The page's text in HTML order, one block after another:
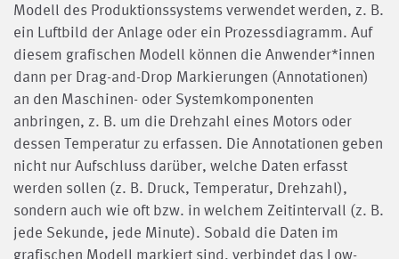
Modell des Produktionssystems verwendet werden, z. B.
ein Luftbild der Anlage oder ein Prozessdiagramm. Auf
diesem grafischen Modell können die Anwender*innen
dann per Drag-and-Drop Markierungen (Annotationen)
an den Maschinen- oder Systemkomponenten
anbringen, z. B. um die Drehzahl eines Motors oder
dessen Temperatur zu erfassen. Die Annotationen geben
nicht nur Aufschluss darüber, welche Daten erfasst
werden sollen (z. B. Druck, Temperatur, Drehzahl),
sondern auch wie oft bzw. in welchem Zeitintervall (z. B.
jede Sekunde, jede Minute). Sobald die Daten im
grafischen Modell markiert sind, verbindet das Low-